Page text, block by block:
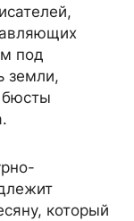
под
земли,
бюсты
который